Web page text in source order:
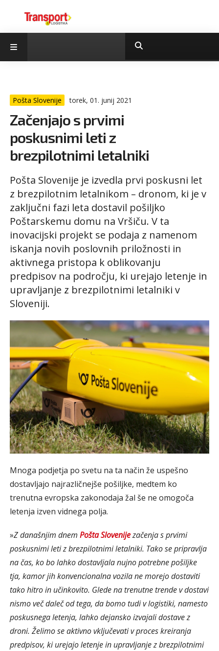
Pošta Slovenije torek, 01. junij 2021
Začenjajo s prvimi
poskusnimi leti z
brezpilotnimi letalniki
Pošta Slovenije je izvedla prvi poskusni let
z brezpilotnim letalnikom – dronom, ki je v
zaključni fazi leta dostavil pošiljko
Poštarskemu domu na Vršiču. V ta
inovacijski projekt se podaja z namenom
iskanja novih poslovnih priložnosti in
aktivnega pristopa k oblikovanju
predpisov na področju, ki urejajo letenje in
upravljanje z brezpilotnimi letalniki v
Sloveniji.
Mnoga podjetja po svetu na ta način že uspešno
dostavljajo najrazličnejše pošiljke, medtem ko
trenutna evropska zakonodaja žal še ne omogoča
letenja izven vidnega polja.
»Z današnjim dnem Pošta Slovenijezačenja s prvimi
poskusnimi leti z brezpilotnimi letalniki. Tako se pripravlja
na čas, ko bo lahko dostavljala nujno potrebne pošiljke
tja, kamor jih konvencionalna vozila ne morejo dostaviti
tako hitro in učinkovito. Glede na trenutne trende v dostavi
nismo več daleč od tega, da bomo tudi v logistiki, namesto
poskusnega letenja, lahko dejansko izvajali dostave z
droni. Želimo se aktivno vključevati v proces kreiranja
predpisov, ki urejajo letenje in upravljanje z brezpilotnimi